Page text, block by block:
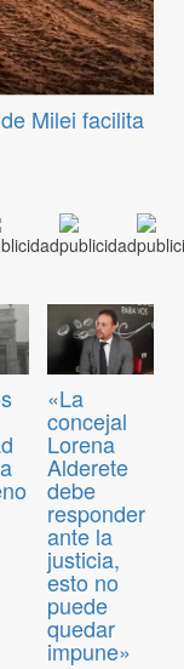
Milei facilita
«La
concejal
Lorena
Alderete
debe
responder
ante la
justicia,
esto no
puede
quedar
impune»